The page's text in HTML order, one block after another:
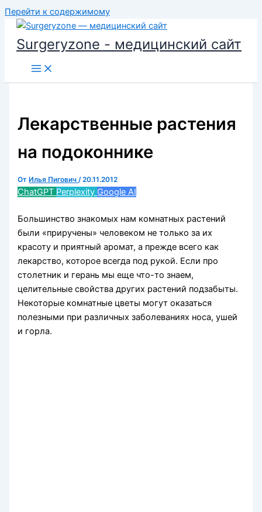
Перейти к содержимому
Surgeryzone - медицинский сайт
Лекарственные растения
на подоконнике
От Илья Пигович/20.11.2012
ChatGPT Perplexity Google AI
Большинство знакомых нам комнатных растений
были «приручены» человеком не только за их
красоту и приятный аромат, а прежде всего как
лекарство, ко­торое всегда под рукой. Если про
столетник и герань мы еще что-то знаем,
целительные свойства дру­гих растений подзабыты.
Некото­рые комнатные цветы могут ока­заться
полезными при различных заболеваниях носа, ушей
и горла.